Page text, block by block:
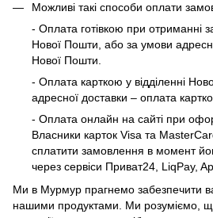
Можливі такі способи оплати
- Оплата готівкою при отриманні
Нової Пошти, або за умови
Нової Пошти.
- Оплата карткою у відділенні
адресної доставки – оплата
- Оплата онлайн на сайті при
Власники карток Visa та
сплатити замовлення в момент
через сервіси Приват24, LiqPay,
Ми в Мурмур прагнемо забезпечити
нашими продуктами. Ми розуміємо,